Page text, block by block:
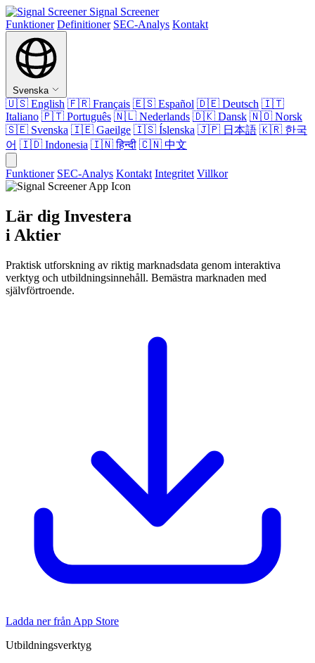
Signal Screener
Funktioner Definitioner SEC-Analys Kontakt
Svenska
🇺🇸 English 🇫🇷 Français 🇪🇸 Español 🇩🇪 Deutsch 🇮🇹
Italiano 🇵🇹 Português 🇳🇱 Nederlands 🇩🇰 Dansk 🇳🇴 Norsk
🇸🇪 Svenska 🇮🇪 Gaeilge 🇮🇸 Íslenska 🇯🇵 日本語 🇰🇷 한국
어 🇮🇩 Indonesia 🇮🇳हिन्दी 🇨🇳 中文
Funktioner SEC-Analys Kontakt Integritet Villkor
Lär dig Investera
i Aktier
Praktisk utforskning av riktig marknadsdata genom interaktiva
verktyg och utbildningsinnehåll. Bemästra marknaden med
självförtroende.
Ladda ner från App Store
Utbildningsverktyg